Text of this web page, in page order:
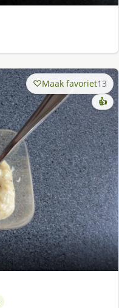
Maak favoriet13
👍